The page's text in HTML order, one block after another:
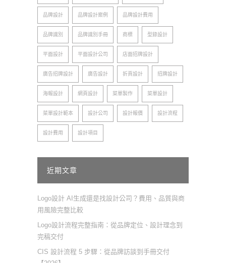
品牌設計 品牌設計案例 品牌設計費用
品牌識別 品牌識別手冊 商標 型錄設計
平面設計 平面設計公司 店面招牌設計
廣告招牌設計 廣告設計 折頁設計 招牌設計
海報設計 網頁設計 菜單製作 菜單設計
菜單設計範本 設計公司 設計報價 設計流程
設計費用 設計項目
近期文章
Logo設計 AI生成還是找設計公司？費用、品質與商
用風險完整比較
Logo設計流程完整指南：從品牌定位、設計理念到
完稿交付
CIS 設計流程 5 步驟：從品牌訪談到手冊交付